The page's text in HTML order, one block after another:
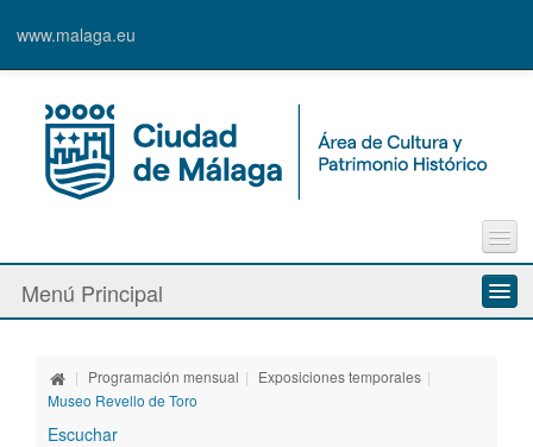
www.malaga.eu
Contacto
Quejas y Sugerencias
Menú Principal
Espacios culturales
| Programación mensual | Exposiciones temporales |
Museo Revello de Toro
Escuchar